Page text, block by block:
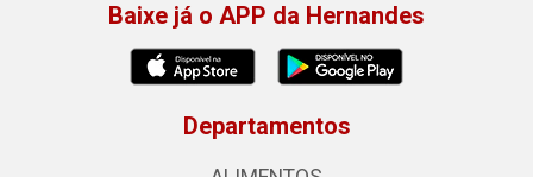
Baixe já o APP da Hernandes
Departamentos